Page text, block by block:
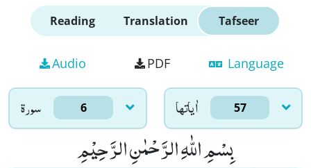
Reading Translation Tafseer
Audio PDF Language
سورۃ 6 اٰياتها 57
بِسْمِ اللّٰهِ الرَّحْمٰنِ الرَّحِیْمِ